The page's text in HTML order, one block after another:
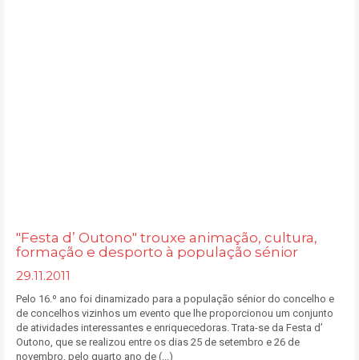
"Festa d’ Outono" trouxe animação, cultura,
formação e desporto à população sénior
29.11.2011
Pelo 16.º ano foi dinamizado para a população sénior do concelho e
de concelhos vizinhos um evento que lhe proporcionou um conjunto
de atividades interessantes e enriquecedoras. Trata-se da Festa d’
Outono, que se realizou entre os dias 25 de setembro e 26 de
novembro, pelo quarto ano de (...)